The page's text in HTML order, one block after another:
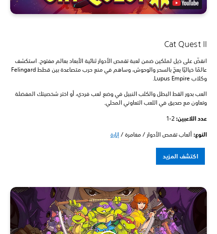
Cat Quest II
انقضّ على ذيل لملكين ضمن لعبة تقمص الأدوار ثنائية الأبعاد بعالم مفتوح. استكشف
عالمًا خياليًا يعجّ بالسحر والوحوش، وساهم في منع حرب متصاعدة بين قطط Felingard
وكلاب Lupus Empire.
العب بدور القط البطل والكلب النبيل في وضع لعب فردي، أو اختر شخصيتك المفضلة
وتعاون مع صديق في اللعب التعاوني المحلي.
عدد اللاعبين: ‏ 1-2
النوع: ألعاب تقمص الأدوار / مغامرة / إثارة
اكتشف المزيد